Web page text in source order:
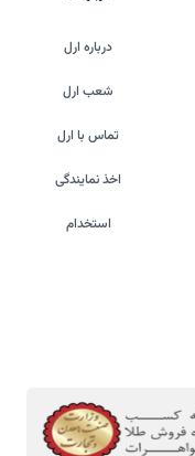
درباره ارل
شعب ارل
تماس با ارل
اخذ نمایندگی
استخدام